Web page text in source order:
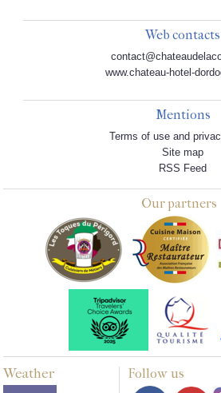
Web contacts
www.chateau-hotel-
Mentions
Terms of use and
Site map
RSS Feed
Our partners
Weather Follow us